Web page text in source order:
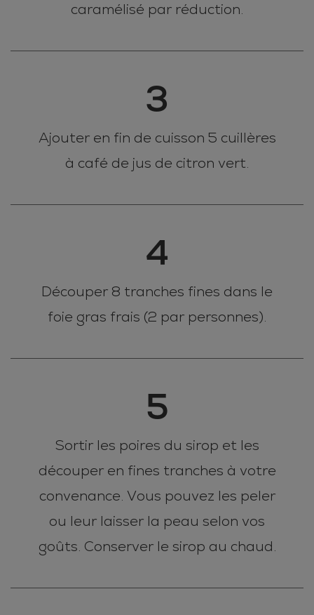
caramélisé par réduction.
3
Ajouter en fin de cuisson 5 cuillères
à café de jus de citron vert.
4
Découper 8 tranches fines dans le
foie gras frais (2 par personnes).
5
Sortir les poires du sirop et les
découper en fines tranches à votre
convenance. Vous pouvez les peler
ou leur laisser la peau selon vos
goûts. Conserver le sirop au chaud.